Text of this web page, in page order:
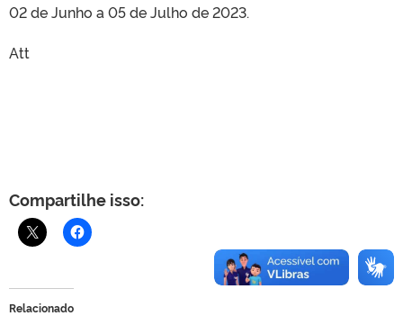
02 de Junho a 05 de Julho de 2023.
Att
Compartilhe isso:
Relacionado